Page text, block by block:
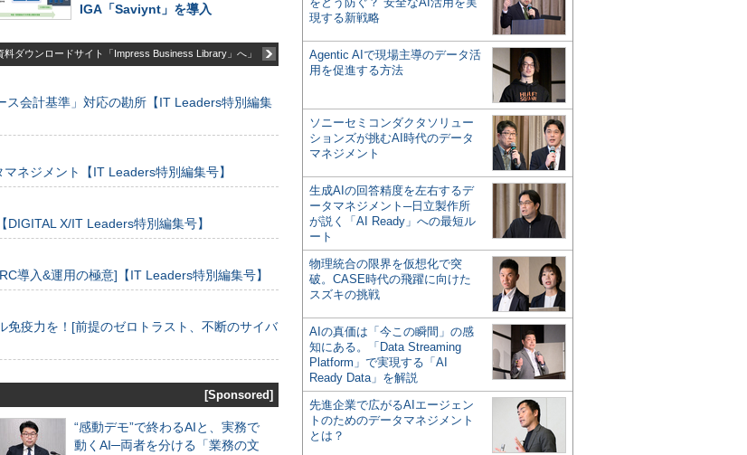
IGA「Saviynt」を導入
料ダウンロードサイト「Impress Business Library」へ」
会計基準」対応の勘所【IT Leaders特別編集
ネジメント【IT Leaders特別編集号】
X/IT Leaders特別編集号】
導入&運用の極意]【IT Leaders特別編集号】
疫力を！[前提のゼロトラスト、不断のサイバ
[Sponsored]
“感動デモ”で終わるAIと、実務で
動くAI─両者を分ける「業務の文
現する新戦略
Agentic AIで現場主導のデータ活
用を促進する方法
ソニーセミコンダクタソリュー
ションズが挑むAI時代のデータ
マネジメント
生成AIの回答精度を左右するデ
ータマネジメント─日立製作所
が説く「AI Ready」への最短ル
ート
物理統合の限界を仮想化で突
破。CASE時代の飛躍に向けた
スズキの挑戦
AIの真価は「今この瞬間」の感
知にある。「Data Streaming
Platform」で実現する「AI
Ready Data」を解説
先進企業で広がるAIエージェン
トのためのデータマネジメント
とは？